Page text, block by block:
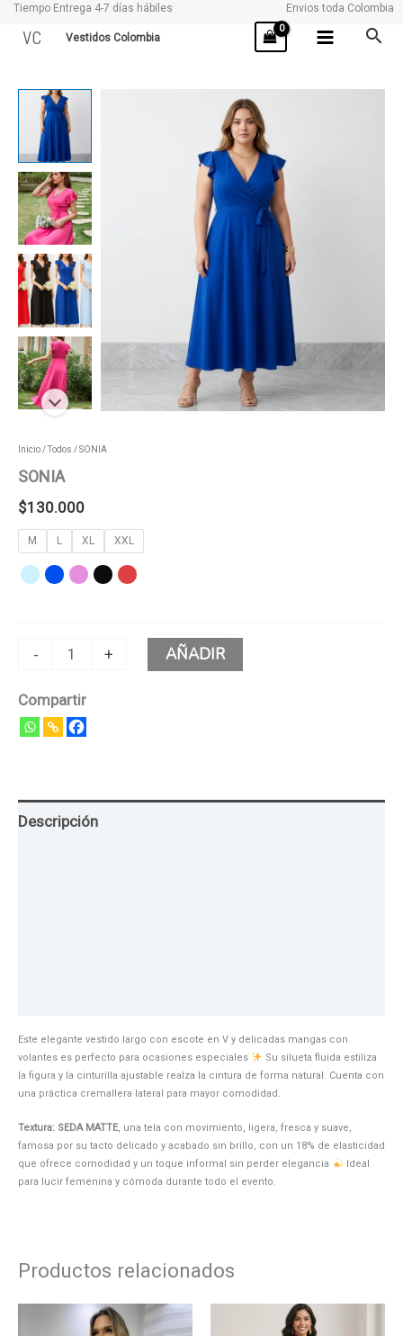
Tiempo Entrega 4-7 días hábiles Envios toda Colombia
VC Vestidos Colombia
Inicio/Todos / SONIA
SONIA
$130.000
M L XL XXL
-
SONIA
cantidad
+ AÑADIR
Compartir
Descripción
Este elegante vestido largo con escote en V y delicadas mangas con
volantes es perfecto para ocasiones especiales
Su silueta fluida estiliza
la figura y la cinturilla ajustable realza la cintura de forma natural. Cuenta con
una práctica cremallera lateral para mayor comodidad.
Textura: SEDA MATTE, una tela con movimiento, ligera, fresca y suave,
famosa por su tacto delicado y acabado sin brillo, con un 18% de elasticidad
que ofrece comodidad y un toque informal sin perder elegancia
Ideal
para lucir femenina y cómoda durante todo el evento.
Productos relacionados